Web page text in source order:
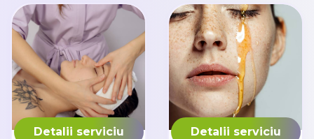
Detalii serviciu Detalii serviciu